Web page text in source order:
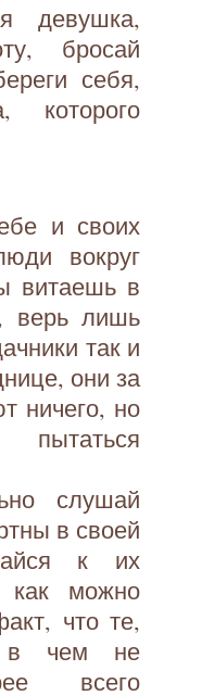
девушка,
бросай
себя,
которого
и своих
вокруг
витаешь в
верь лишь
так и
они за
ничего, но
слушай
в своей
к их
как можно
что те,
в чем не
всего